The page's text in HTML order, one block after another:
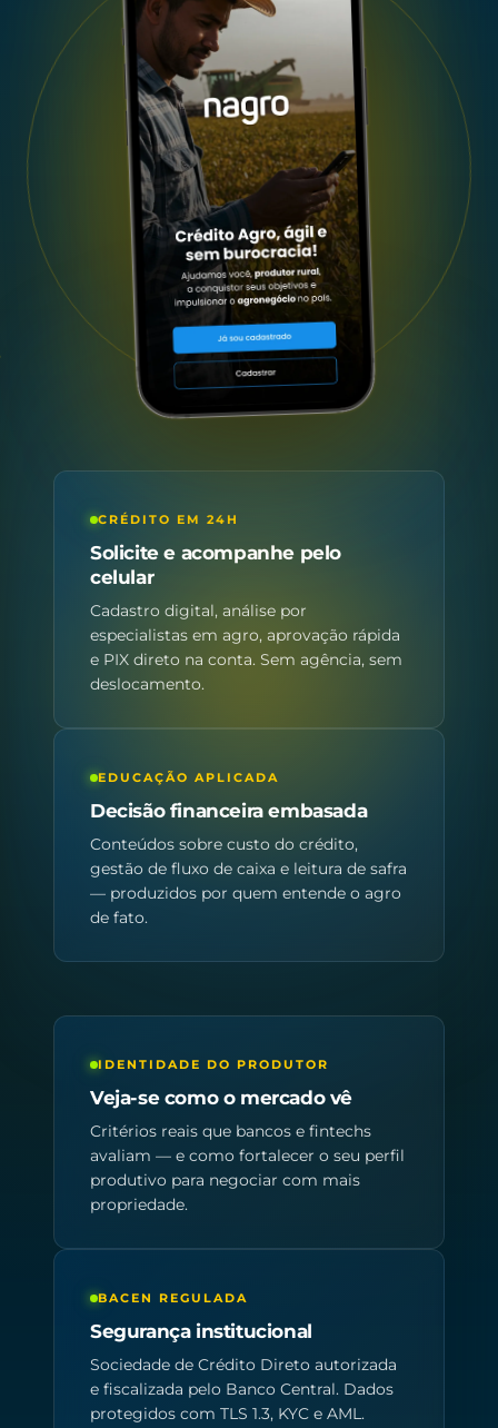
CRÉDITO EM 24H
Solicite e acompanhe pelo
celular
Cadastro digital, análise por
especialistas em agro, aprovação rápida
e PIX direto na conta. Sem agência, sem
deslocamento.
EDUCAÇÃO APLICADA
Decisão financeira embasada
Conteúdos sobre custo do crédito,
gestão de fluxo de caixa e leitura de safra
— produzidos por quem entende o agro
de fato.
IDENTIDADE DO PRODUTOR
Veja-se como o mercado vê
Critérios reais que bancos e fintechs
avaliam — e como fortalecer o seu perfil
produtivo para negociar com mais
propriedade.
BACEN REGULADA
Segurança institucional
Sociedade de Crédito Direto autorizada
e fiscalizada pelo Banco Central. Dados
protegidos com TLS 1.3, KYC e AML.